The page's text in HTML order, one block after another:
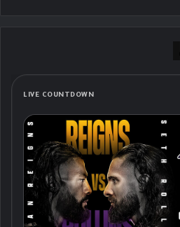
LIVE COUNTDOWN